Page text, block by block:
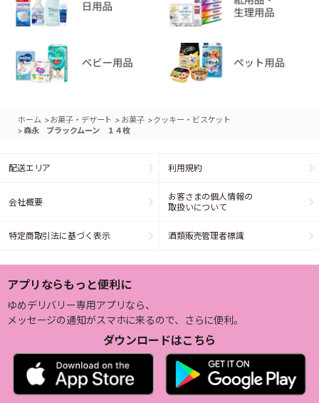
ホーム >お菓子・デザート > お菓子 >クッキー・ビスケット
> 森永 ブラックムーン １４枚
配送エリア 利用規約
会社概要
お客さまの個人情報の
取扱いについて
特定商取引法に基づく表示 酒類販売管理者標識
アプリならもっと便利に
ゆめデリバリー専用アプリなら、
メッセージの通知がスマホに来るので、さらに便利。
ダウンロードはこちら